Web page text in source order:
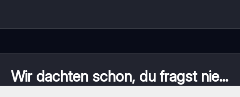
Wir dachten schon, du fragst nie...